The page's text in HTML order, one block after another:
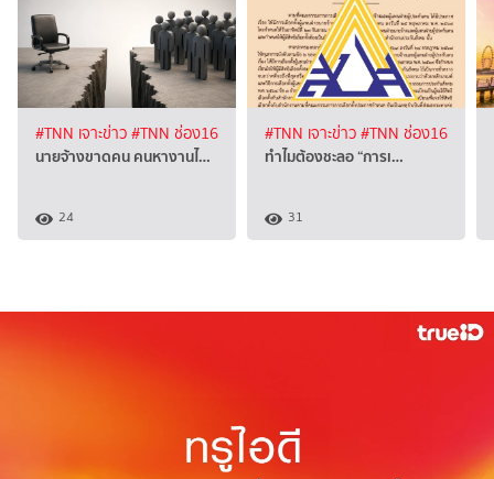
#TNN เจาะข่าว#TNN ช่อง16
นายจ้างขาดคน คนหางานไ…
24
#TNN เจาะข่าว#TNN ช่อง16
ทำไมต้องชะลอ “การเ…
31